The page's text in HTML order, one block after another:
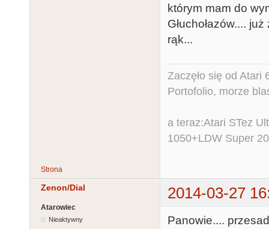
którym mam do
Głuchołazów....
rąk...
Zaczęło się od
Portofolio, morze
a teraz:Atari STez
1050+LDW Super
Strona
Zenon/Dial 2014-03-27
Atarowiec
Nieaktywny
Panowie....